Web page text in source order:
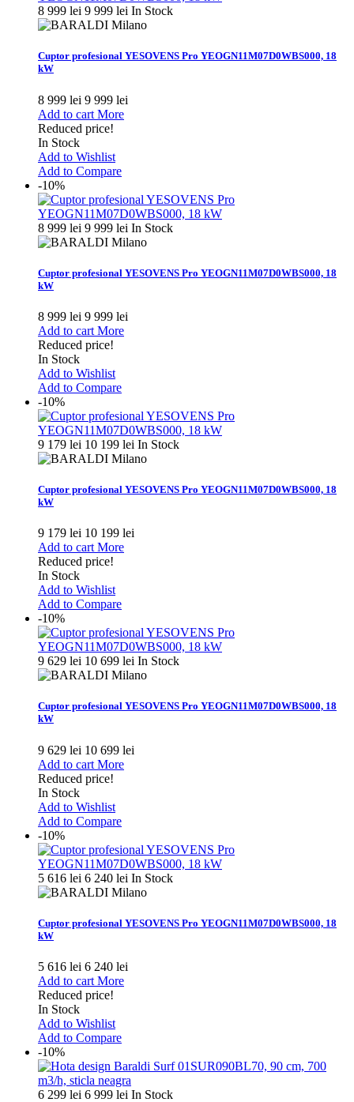
8 999 lei 9 999 lei In Stock
Cuptor profesional YESOVENS Pro YEOGN11M07D0WBS000, 18
kW
8 999 lei 9 999 lei
Add to cart More
Reduced price!
In Stock
Add to Wishlist
Add to Compare
-10%
8 999 lei 9 999 lei In Stock
Cuptor profesional YESOVENS Pro YEOGN11M07D0WBS000, 18
kW
8 999 lei 9 999 lei
Add to cart More
Reduced price!
In Stock
Add to Wishlist
Add to Compare
-10%
9 179 lei 10 199 lei In Stock
Cuptor profesional YESOVENS Pro YEOGN11M07D0WBS000, 18
kW
9 179 lei 10 199 lei
Add to cart More
Reduced price!
In Stock
Add to Wishlist
Add to Compare
-10%
9 629 lei 10 699 lei In Stock
Cuptor profesional YESOVENS Pro YEOGN11M07D0WBS000, 18
kW
9 629 lei 10 699 lei
Add to cart More
Reduced price!
In Stock
Add to Wishlist
Add to Compare
-10%
5 616 lei 6 240 lei In Stock
Cuptor profesional YESOVENS Pro YEOGN11M07D0WBS000, 18
kW
5 616 lei 6 240 lei
Add to cart More
Reduced price!
In Stock
Add to Wishlist
Add to Compare
-10%
6 299 lei 6 999 lei In Stock